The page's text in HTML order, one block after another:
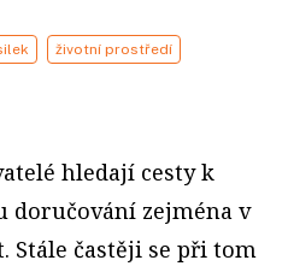
životní prostředí
hledají cesty k
doručování zejména v
Stále častěji se při tom